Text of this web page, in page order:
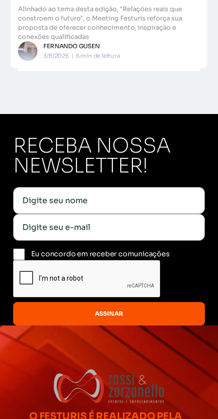
Alinhado ao tema desta edição, "Relações reais que
constroem o futuro", o Meeting Festuris reforça sua
proposta de oferecer conhecimento, inspiração e
conexões qualificadas
FERNANDO GUSEN
3/8/2026 | 6 min de leitura
RECEBA NOSSA
NEWSLETTER!
Eu concordo em receber comunicações
O FESTURIS É REALIZADO PELA